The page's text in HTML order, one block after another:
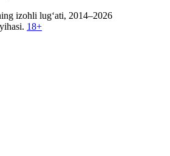
izohli lug‘ati, 2014–2026
18+